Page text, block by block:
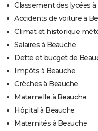
Classement des lycées à
Accidents de voiture à
Climat et historique
Salaires à Beauche
Dette et budget de
Impôts à Beauche
Crèches à Beauche
Maternelle à Beauche
Hôpital à Beauche
Maternités à Beauche